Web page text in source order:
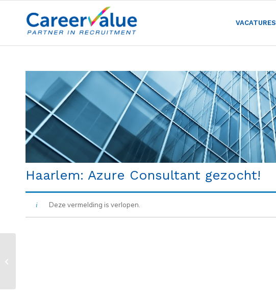
VACATURES
Haarlem: Azure Consultant gezocht!
Deze vermelding is verlopen.